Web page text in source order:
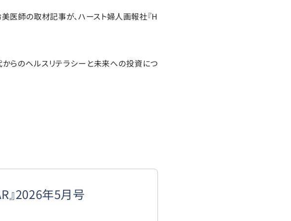
医師の取材記事が、ハースト婦人画報社『H
らのヘルスリテラシーと未来への投資につ
』2026年5月号